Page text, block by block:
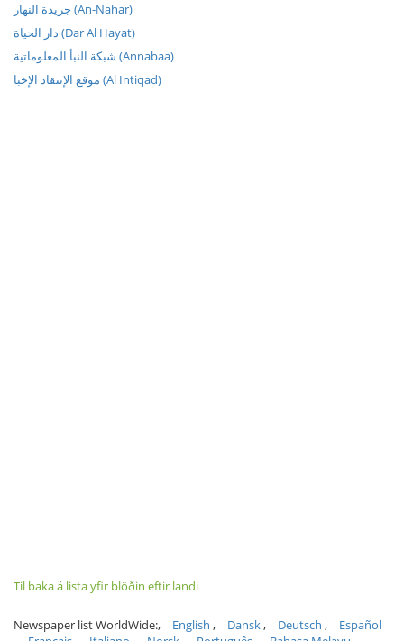
جريدة النهار (An-Nahar)
دار الحياة (Dar Al Hayat)
شبكة النبأ المعلوماتية (Annabaa)
موقع الإنتقاد الإخبا (Al Intiqad)
Til baka á lista yfir blöðin eftir landi
Newspaper list WorldWide: English Dansk Deutsch
Español